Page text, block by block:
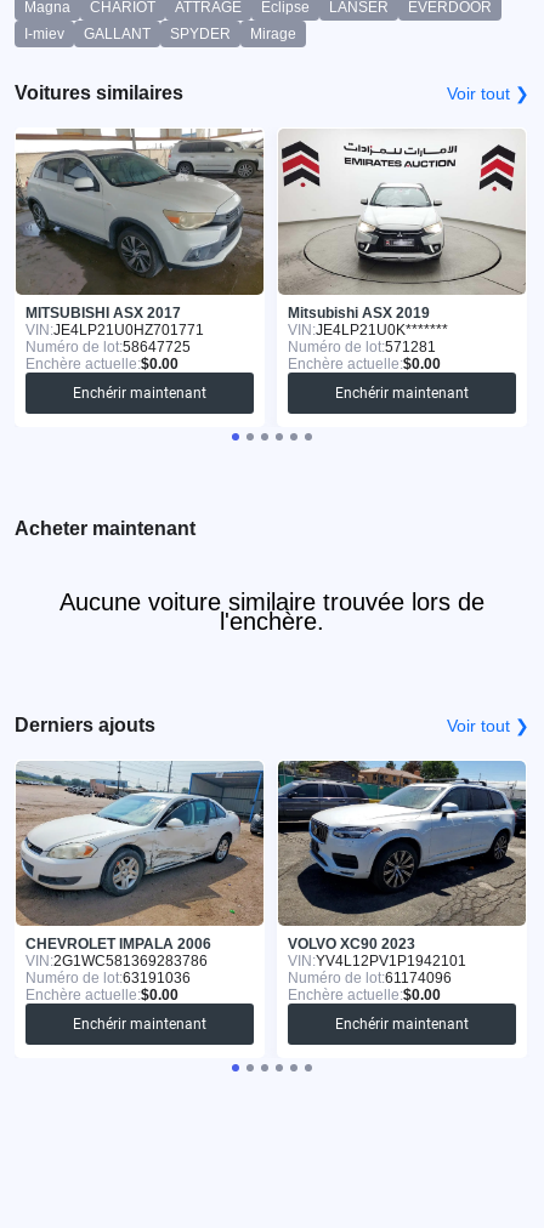
Magna
CHARIOT ATTRAGE Eclipse LANSER
EVERDOOR
I-miev
GALLANT SPYDER Mirage
Voitures similaires Voir tout ❯
MITSUBISHI ASX 2017
VIN:JE4LP21U0HZ701771
Numéro de lot:58647725
Enchère actuelle:$0.00
Enchérir maintenant
Mitsubishi ASX 2019
VIN:JE4LP21U0K*******
Numéro de lot:571281
Enchère actuelle:$0.00
Enchérir maintenant
Acheter maintenant
Aucune voiture similaire trouvée lors de
l'enchère.
Derniers ajouts Voir tout ❯
CHEVROLET IMPALA 2006
VIN:2G1WC581369283786
Numéro de lot:63191036
Enchère actuelle:$0.00
Enchérir maintenant
VOLVO XC90 2023
VIN:YV4L12PV1P1942101
Numéro de lot:61174096
Enchère actuelle:$0.00
Enchérir maintenant